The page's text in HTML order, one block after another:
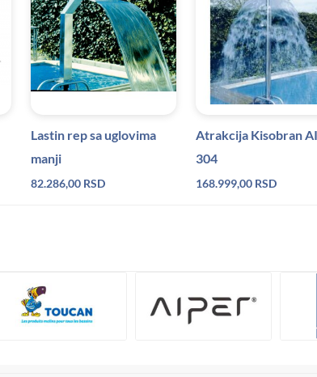
Lastin rep sa uglovima
manji
82.286,00 RSD
Atrakcija Kisobran
304
168.999,00 RSD